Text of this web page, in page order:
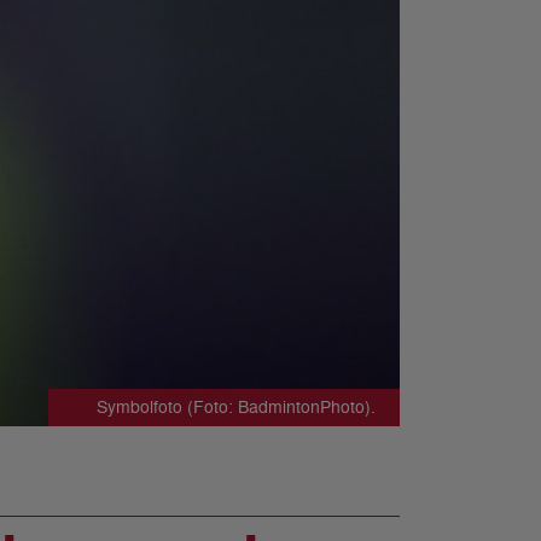
Symbolfoto (Foto: BadmintonPhoto).